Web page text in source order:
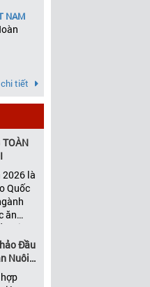
NAM
tiết
TOÀN
2026 là
Quốc
ăn
thịt
những
ý
Đầu
Nuôi